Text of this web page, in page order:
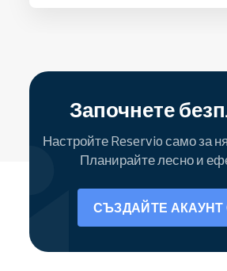
Започнете
Настройте Reservio само за
Планирайте лесно и
СЪЗДАЙТЕ АКАУНТ